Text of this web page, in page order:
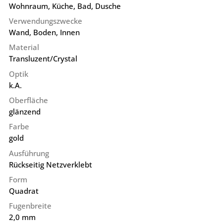
Wohnraum, Küche, Bad, Dusche
Verwendungszwecke
Wand, Boden, Innen
Material
Transluzent/Crystal
Optik
k.A.
Oberfläche
glänzend
Farbe
gold
Ausführung
Rückseitig Netzverklebt
Form
Quadrat
Fugenbreite
2,0 mm